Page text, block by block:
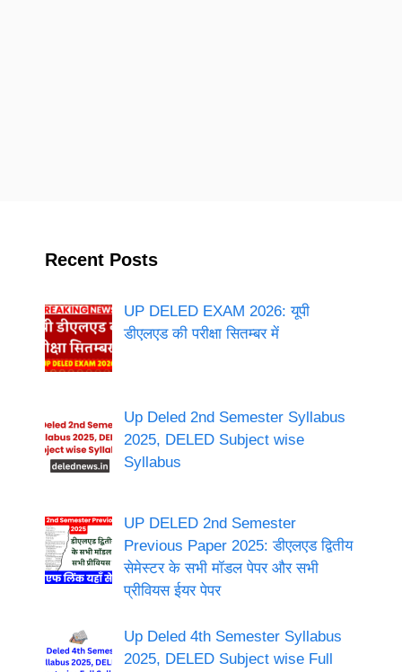
Recent Posts
UP DELED EXAM 2026: यूपी
डीएलएड की परीक्षा सितम्बर में
Up Deled 2nd Semester Syllabus
2025, DELED Subject wise
Syllabus
UP DELED 2nd Semester
Previous Paper 2025: डीएलएड द्वितीय
सेमेस्टर के सभी मॉडल पेपर और सभी
प्रीवियस ईयर पेपर
Up Deled 4th Semester Syllabus
2025, DELED Subject wise Full